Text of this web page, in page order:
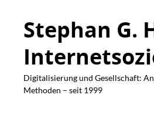
Stephan G.
Digitalisierung und Gesellschaft:
Methoden – seit 1999